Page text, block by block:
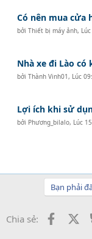
Có nên mua cửa
bởiThiết bị máy ảnh,
Nhà xe đi Lào có
bởiThành Vinh01 , Lúc
Lợi ích khi sử
bởi Phương_bilalo, Lúc
Bạn phải
Chia sẻ: